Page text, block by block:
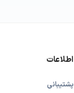
اطلاعات
پشتیبانی